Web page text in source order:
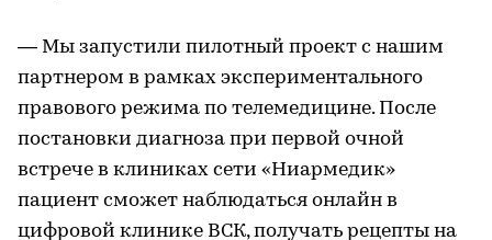
— Мы запустили пилотный проект с нашим
партнером в рамках экспериментального
правового режима по телемедицине. После
постановки диагноза при первой очной
встрече в клиниках сети «Ниармедик»
пациент сможет наблюдаться онлайн в
цифровой клинике ВСК, получать рецепты на